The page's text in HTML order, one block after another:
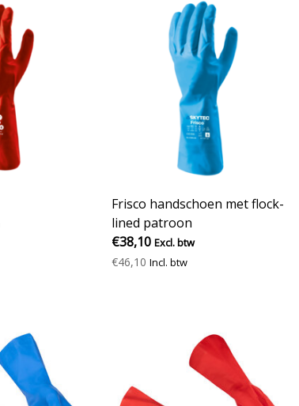
Frisco handschoen met flock-
lined patroon
€38,10 Excl. btw
€46,10 Incl. btw